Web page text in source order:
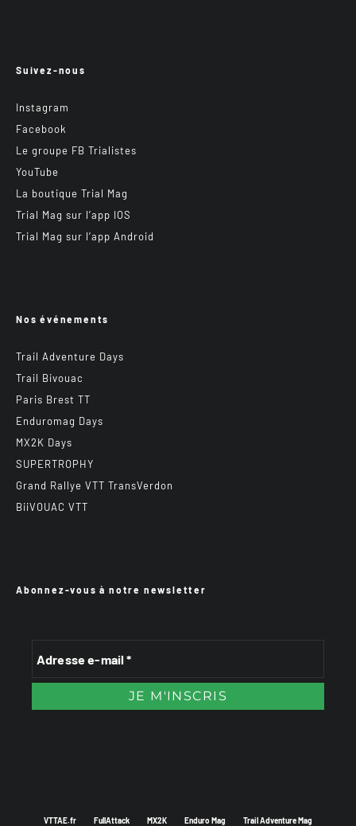
Suivez-nous
Instagram
Facebook
Le groupe FB Trialistes
YouTube
La boutique Trial Mag
Trial Mag sur l’app IOS
Trial Mag sur l’app Android
Nos événements
Trail Adventure Days
Trail Bivouac
Paris Brest TT
Enduromag Days
MX2K Days
SUPERTROPHY
Grand Rallye VTT TransVerdon
BiiVOUAC VTT
Abonnez-vous à notre newsletter
VTTAE.fr FullAttack MX2K Enduro Mag Trail Adventure Mag